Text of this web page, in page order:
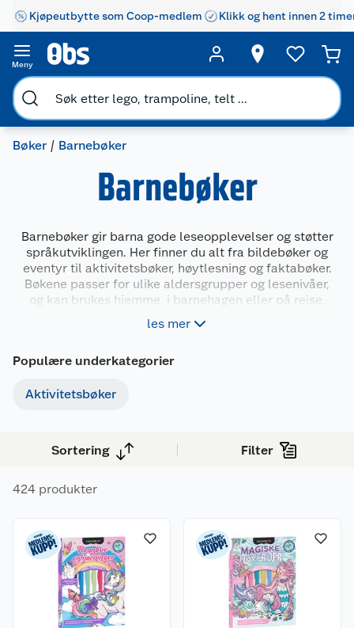
Kjøpeutbytte som Coop-medlem Klikk og hent innen 2
Meny
Bøker Barnebøker
Barnebøker
Barnebøker gir barna gode leseopplevelser og støtter
språkutviklingen. Her finner du alt fra bildebøker og
eventyr til aktivitetsbøker, høytlesning og faktabøker.
Bøkene passer for ulike aldersgrupper og lesenivåer,
og kan brukes hjemme, i barnehagen eller på reise.
Velg blant kjente figurer, lærerike temaer og
morsomme historier som engasjerer både små og litt
les mer
Populære underkategorier
Aktivitetsbøker
Sortering Filter
424 produkter